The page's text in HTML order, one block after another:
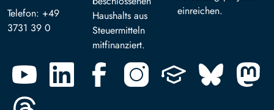
Telefon: +49
3731 39 0
Haushalts aus
Steuermitteln
mitfinanziert.
einreichen.